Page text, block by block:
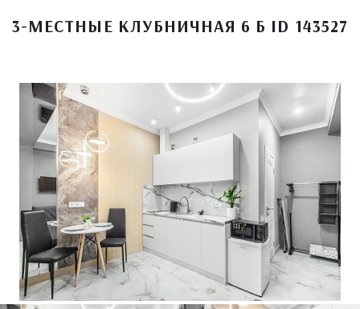
3-МЕСТНЫЕ КЛУБНИЧНАЯ 6 Б ID 143527